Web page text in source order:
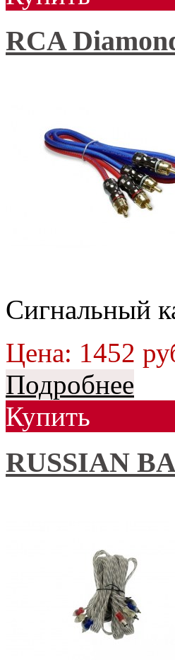
RCA
Сигнальный
Цена: 1452
Подробнее
Купить
RUSSIAN